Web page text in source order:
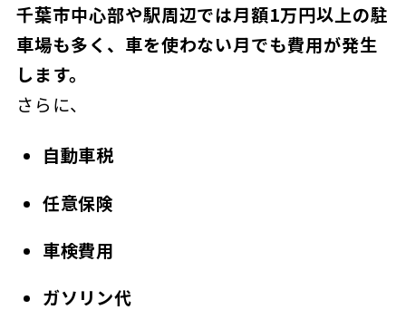
千葉市中心部や駅周辺では月額1万円以上の駐
車場も多く、車を使わない月でも費用が発生
します。
さらに、
自動車税
任意保険
車検費用
ガソリン代